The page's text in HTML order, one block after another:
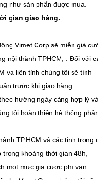
như sản phẩn được mua.
gian giao hàng.
Vimet Corp sẽ miễn giá
nội thành TPHCM, . Đối với
và liên tỉnh chúng tôi sẽ tính
trước khi giao hàng.
hướng ngày càng hợp lý và
tôi hoàn thiện hệ thống
TP.HCM và các tỉnh trong
khoảng thời gian 48h,
một mức giá cước phí vận